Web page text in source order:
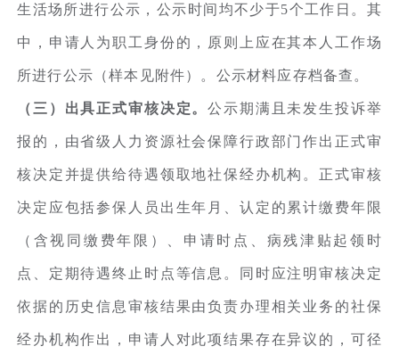
生活场所进行公示，公示时间均不少于5个工作日。其
中，申请人为职工身份的，原则上应在其本人工作场
所进行公示（样本见附件）。公示材料应存档备查。
（三）出具正式审核决定。公示期满且未发生投诉举
报的，由省级人力资源社会保障行政部门作出正式审
核决定并提供给待遇领取地社保经办机构。正式审核
决定应包括参保人员出生年月、认定的累计缴费年限
（含视同缴费年限）、申请时点、病残津贴起领时
点、定期待遇终止时点等信息。同时应注明审核决定
依据的历史信息审核结果由负责办理相关业务的社保
经办机构作出，申请人对此项结果存在异议的，可径